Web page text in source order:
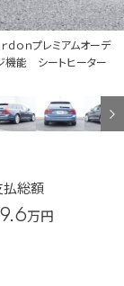
ｏｎプレミアムオーデ
機能 シートヒーター
払総額
万円